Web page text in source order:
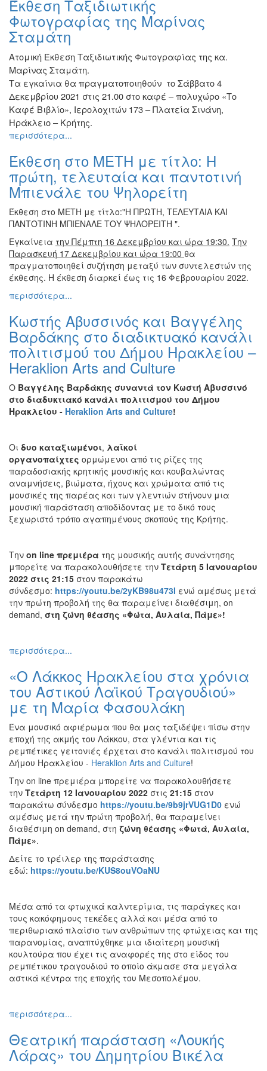
Βιβλίο
Ζωγραφική
Φωτογραφία
Τραγούδι
Μουσική
Κινηματογράφος
Χορός
Θέατρο
Ειδών
Συνέδρια
Ημερίδες
Διημερίδες
Σεμινάρια-
Διαλέξεις-
Ομιλίες
Διάφορες
Εκθέσεις
για
Παιδιά
Άλλες
Εκδηλώσεις
ΔΗΜΟΣ
ΠΟΛΙΤΙΣΜΟΣ
Έκθεση Ταξιδιωτικής
Φωτογραφίας της Μαρίνας
Σταμάτη
Ατομική Έκθεση Ταξιδιωτικής Φωτογραφίας της κα.
Μαρίνας Σταμάτη.
Τα εγκαίνια θα πραγματοποιηθούν το Σάββατο 4
Δεκεμβρίου 2021 στις 21.00 στο καφέ – πολυχώρο «Το
Καφέ Βιβλίο», Ιερολοχιτών 173 – Πλατεία Σινάνη,
Ηράκλειο – Κρήτης.
περισσότερα...
Έκθεση στο ΜΕΤΗ με τίτλο: Η
πρώτη, τελευταία και παντοτινή
Μπιενάλε του Ψηλορείτη
Έκθεση στο ΜΕΤΗ με τίτλο:"Η ΠΡΩΤΗ, ΤΕΛΕΥΤΑΙΑ ΚΑΙ
ΠΑΝΤΟΤΙΝΗ ΜΠΙΕΝΑΛΕ ΤΟΥ ΨΗΛΟΡΕΙΤΗ ".
Εγκαίνεια την Πέμπτη 16 Δεκεμβρίου και ώρα 19:30. Την
Παρασκευή 17 Δεκεμβρίου και ώρα 19:00 θα
πραγματοποιηθεί συζήτηση μεταξύ των συντελεστών της
έκθεσης. Η έκθεση διαρκεί έως τις 16 Φεβρουαρίου 2022.
περισσότερα...
Κωστής Αβυσσινός και Βαγγέλης
Βαρδάκης στο διαδικτυακό κανάλι
πολιτισμού του Δήμου Ηρακλείου –
Heraklion Arts and Culture
Ο Βαγγέλης Βαρδάκης συναντά τον Κωστή Αβυσσινό
στο διαδυκτιακό κανάλι πολιτισμού του Δήμου
Ηρακλείου - Heraklion Arts and Culture!
Οι δυο καταξιωμένοι, λαϊκοί
οργανοπαίχτες ορμώμενοι από τις ρίζες της
παραδοσιακής κρητικής μουσικής και κουβαλώντας
αναμνήσεις, βιώματα, ήχους και χρώματα από τις
μουσικές της παρέας και των γλεντιών στήνουν μια
μουσική παράσταση αποδίδοντας με το δικό τους
ξεχωριστό τρόπο αγαπημένους σκοπούς της Κρήτης.
Την on line πρεμιέρα της μουσικής αυτής συνάντησης
μπορείτε να παρακολουθήσετε την Τετάρτη 5 Ιανουαρίου
2022 στις 21:15 στον παρακάτω
σύνδεσμο: https://youtu.be/2yKB98u473I ενώ αμέσως μετά
την πρώτη προβολή της θα παραμείνει διαθέσιμη, on
demand, στη ζώνη θέασης «Φώτα, Αυλαία, Πάμε»!
περισσότερα...
«Ο Λάκκος Ηρακλείου στα χρόνια
του Αστικού Λαϊκού Τραγουδιού»
με τη Μαρία Φασουλάκη
Ένα μουσικό αφιέρωμα που θα μας ταξιδέψει πίσω στην
εποχή της ακμής του Λάκκου, στα γλέντια και τις
ρεμπέτικες γειτονιές έρχεται στο κανάλι πολιτισμού του
Δήμου Ηρακλείου - Heraklion Arts and Culture!
Την on line πρεμιέρα μπορείτε να παρακολουθήσετε
την Τετάρτη 12 Ιανουαρίου 2022 στις 21:15 στον
παρακάτω σύνδεσμο https://youtu.be/9b9jrVUG1D0 ενώ
αμέσως μετά την πρώτη προβολή, θα παραμείνει
διαθέσιμη on demand, στη ζώνη θέασης «Φωτά, Αυλαία,
Πάμε».
Δείτε το τρέιλερ της παράστασης
εδώ: https://youtu.be/KUS8ouVOaNU
Μέσα από τα φτωχικά καλντερίμια, τις παράγκες και
τους κακόφημους τεκέδες αλλά και μέσα από το
περιθωριακό πλαίσιο των ανθρώπων της φτώχειας και της
παρανομίας, αναπτύχθηκε μια ιδιαίτερη μουσική
κουλτούρα που έχει τις αναφορές της στο είδος του
ρεμπέτικου τραγουδιού το οποίο άκμασε στα μεγάλα
αστικά κέντρα της εποχής του Μεσοπολέμου.
περισσότερα...
Θεατρική παράσταση «Λουκής
Λάρας» του Δημητρίου Βικέλα